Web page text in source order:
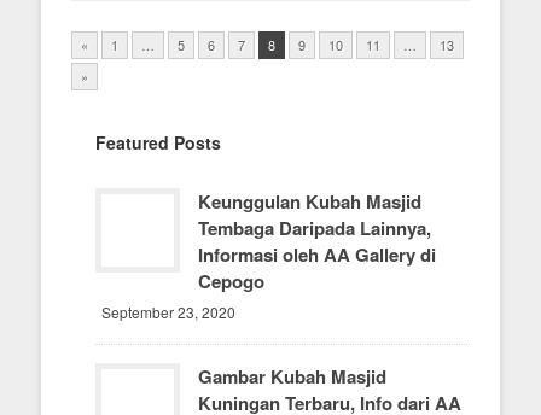
« 1 5 6 7 8 9 10 11
13
»
Featured Posts
Keunggulan Kubah Masjid
Tembaga Daripada Lainnya,
Informasi oleh AA Gallery di
Cepogo
September 23, 2020
Gambar Kubah Masjid
Kuningan Terbaru, Info dari AA